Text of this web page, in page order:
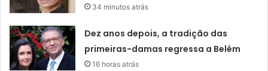
34 minutos atrás
Dez anos depois, a tradição das
primeiras-damas regressa a Belém
16 horas atrás